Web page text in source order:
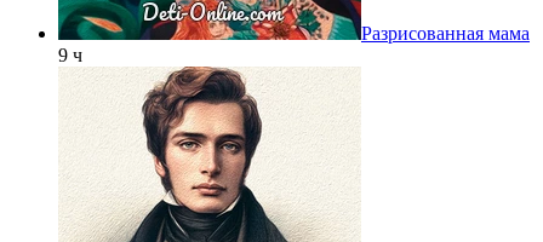
Разрисованная мама
9 ч